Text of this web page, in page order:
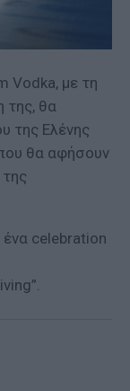
Vodka, με τη
της, θα
της Ελένης
θα αφήσουν
ένα celebration